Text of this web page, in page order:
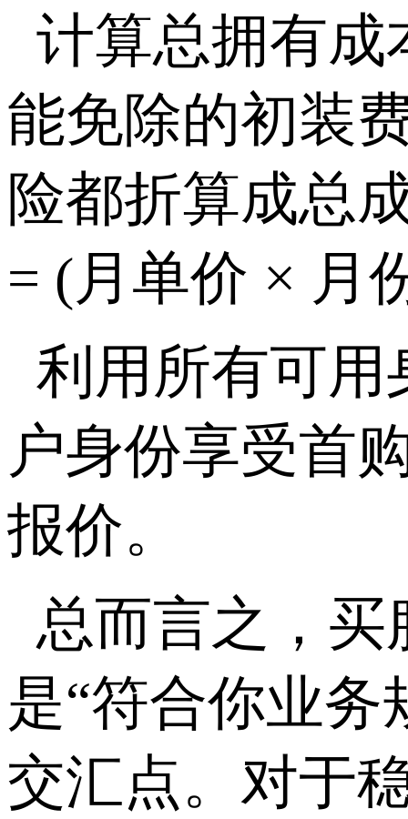
计算总拥有成
能免除的初装
险都折算成总
= (月单价 × 月
利用所有可用
户身份享受首
报价。
总而言之，
是“符合你业务
交汇点。对于